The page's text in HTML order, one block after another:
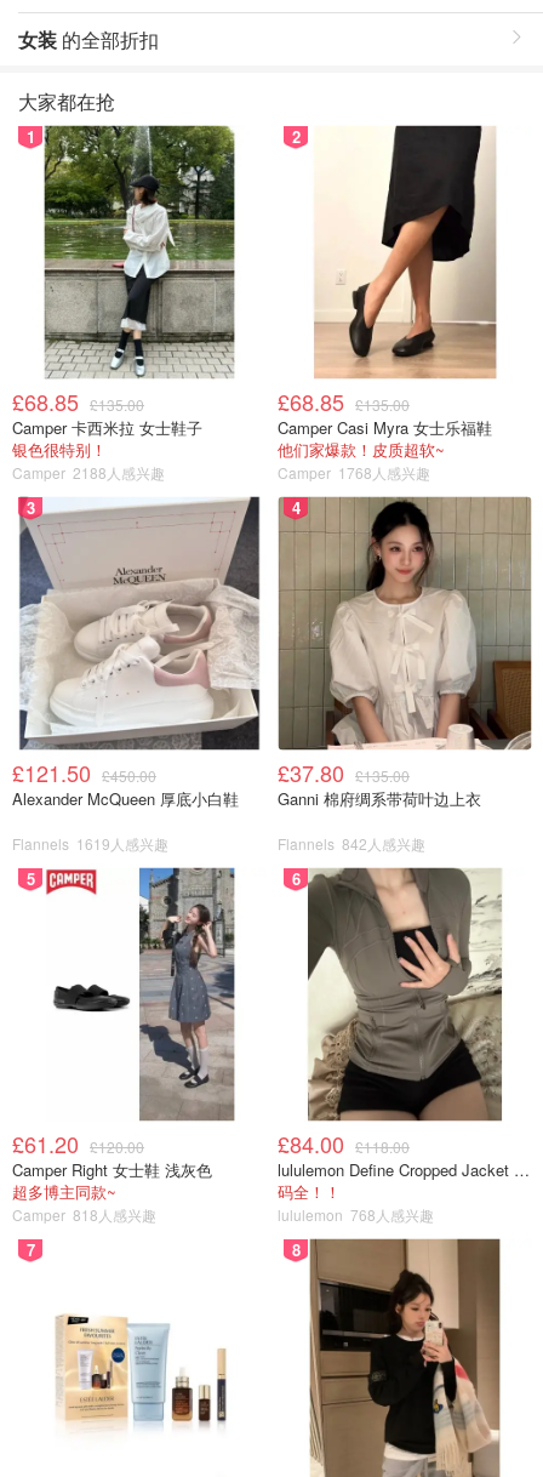
女装 的全部折扣
大家都在抢
1
£68.85 £135.00
Camper 卡西米拉 女士鞋子
银色很特别！
Camper 2188人感兴趣
2
£68.85 £135.00
Camper Casi Myra 女士乐福鞋
他们家爆款！皮质超软~
Camper 1768人感兴趣
3
£121.50 £450.00
Alexander McQueen 厚底小白鞋
Flannels 1619人感兴趣
4
£37.80 £135.00
Ganni 棉府绸系带荷叶边上衣
Flannels 842人感兴趣
5
£61.20 £120.00
Camper Right 女士鞋 浅灰色
超多博主同款~
Camper 818人感兴趣
6
£84.00 £118.00
lululemon Define Cropped Jacket Nulu 短款夹克
码全！！
lululemon 768人感兴趣
7 8